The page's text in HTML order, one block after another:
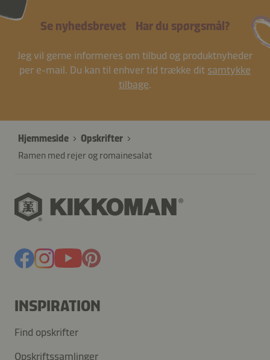
Se nyhedsbrevet Har du spørgsmål?
Jeg vil gerne informeres om tilbud og produktnyheder
per e-mail. Du kan til enhver tid trække dit samtykke
tilbage.
Hjemmeside
Opskrifter
Ramen med rejer og romainesalat
INSPIRATION
Find opskrifter
Opskriftssamlinger